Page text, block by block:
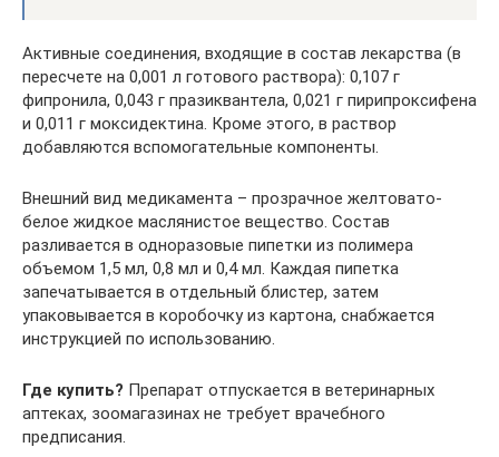
Активные соединения, входящие в состав лекарства (в
пересчете на 0,001 л готового раствора): 0,107 г
фипронила, 0,043 г празиквантела, 0,021 г пирипроксифена
и 0,011 г моксидектина. Кроме этого, в раствор
добавляются вспомогательные компоненты.
Внешний вид медикамента – прозрачное желтовато-
белое жидкое маслянистое вещество. Состав
разливается в одноразовые пипетки из полимера
объемом 1,5 мл, 0,8 мл и 0,4 мл. Каждая пипетка
запечатывается в отдельный блистер, затем
упаковывается в коробочку из картона, снабжается
инструкцией по использованию.
Где купить? Препарат отпускается в ветеринарных
аптеках, зоомагазинах не требует врачебного
предписания.